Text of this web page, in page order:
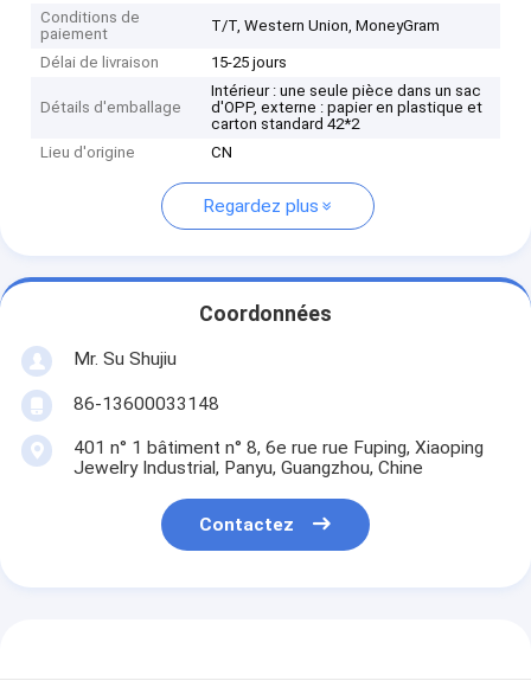
Conditions de
paiement
T/T, Western Union, MoneyGram
Délai de livraison 15-25 jours
Détails d'emballage
Intérieur : une seule pièce dans un sac
d'OPP, externe : papier en plastique et
carton standard 42*2
Lieu d'origine
CN
Regardez plus
Coordonnées
Mr. Su Shujiu
86-13600033148
401 n° 1 bâtiment n° 8, 6e rue rue Fuping, Xiaoping
Jewelry Industrial, Panyu, Guangzhou, Chine
Contactez